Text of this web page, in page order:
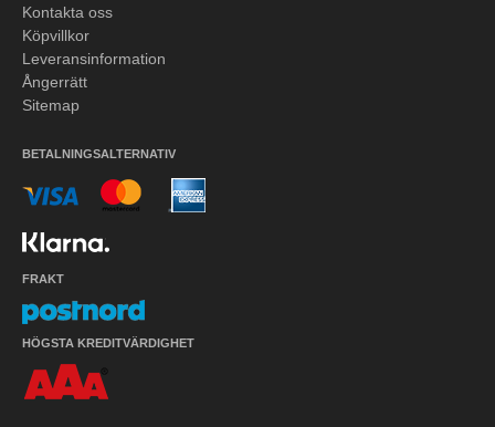
Kontakta oss
Köpvillkor
Leveransinformation
Ångerrätt
Sitemap
BETALNINGSALTERNATIV
FRAKT
HÖGSTA KREDITVÄRDIGHET